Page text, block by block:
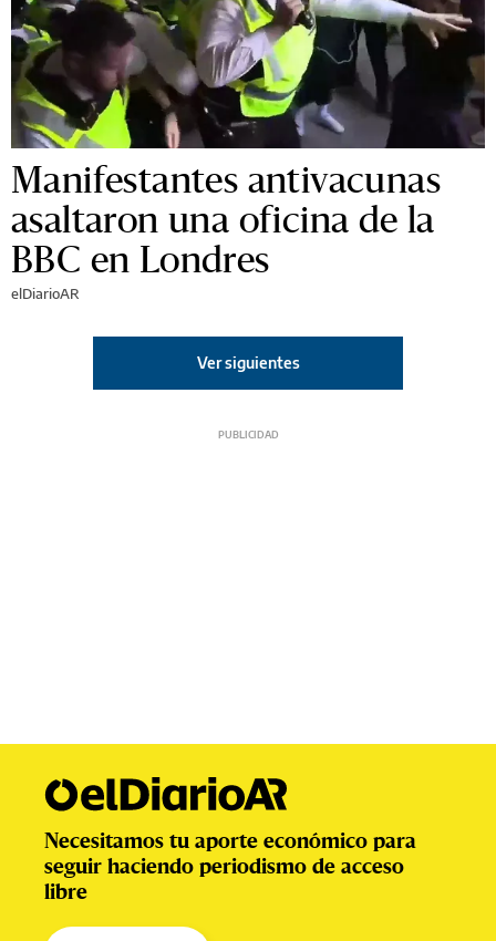
Manifestantes antivacunas
asaltaron una oficina de la
BBC en Londres
elDiarioAR
Ver siguientes
Necesitamos tu aporte económico para
seguir haciendo periodismo de acceso
libre